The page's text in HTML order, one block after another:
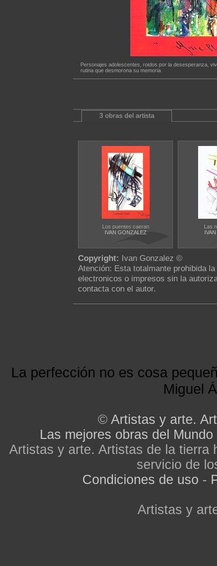
Personajes adolescentes, roidos por la desesperanza,
rutina que desmorona su memoria
3 obras del artista
Los puentes caeran
IVAN GONZALEZ
Las
Copyright: Ivan Gonzalez ©
Atención: Esta totalmante prohibida
electronicos o impresos sin la
contacta con el autor.
La perfección no es cosa
Miguel
© Artistas y arte.
Las mejores obras del Mundo
Artistas y arte. Artistas de la tierra
servicio de
Condiciones de uso -
Artistas y